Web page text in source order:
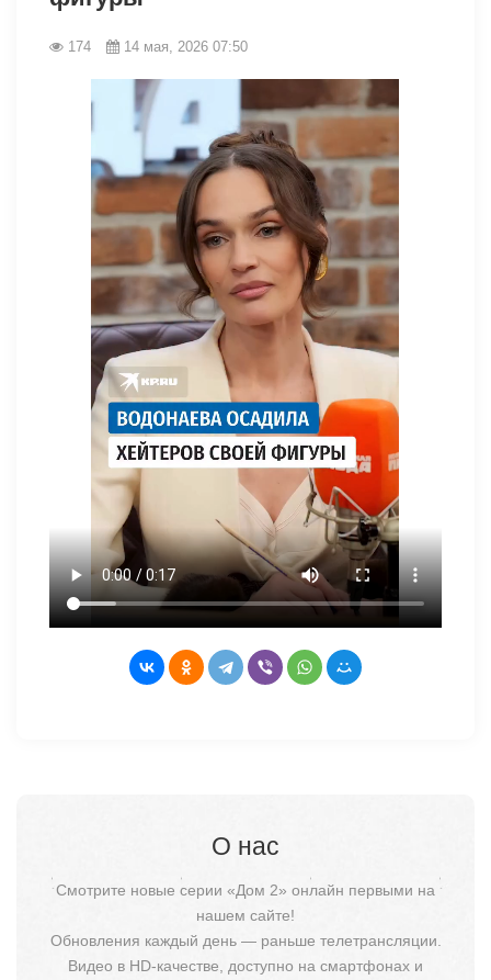
174 14 мая, 2026 07:50
О нас
Смотрите новые серии «Дом 2» онлайн первыми на
нашем сайте!
Обновления каждый день — раньше телетрансляции.
Видео в HD-качестве, доступно на смартфонах и